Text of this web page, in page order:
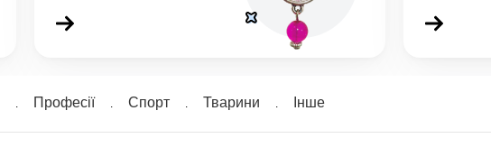
Професії Спорт Тварини Інше